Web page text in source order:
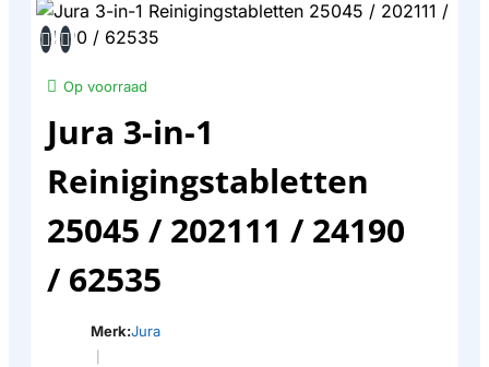
Op voorraad
Jura 3-in-1
Reinigingstabletten
25045 / 202111 / 24190
/ 62535
Merk:Jura